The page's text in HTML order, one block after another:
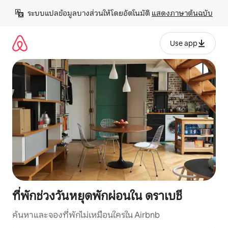
เนื้อหา
ระบบแปลข้อมูลบางส่วนให้โดยอัตโนมัติ แสดงภาษาต้นฉบับ
Use app
ที่พักช่วงวันหยุดพักผ่อนใน ดราเบชี
ค้นหาและจองที่พักไม่เหมือนใครใน Airbnb